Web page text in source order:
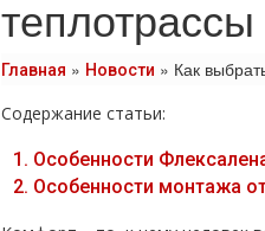
Главная » Новости » Как
Содержание статьи:
1. Особенности
2. Особенности монтажа